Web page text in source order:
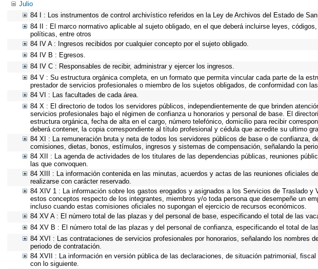
Julio
84 I : Los instrumentos de control archivístico referidos en la Ley de Archivos del Estado de
84 II : El marco normativo aplicable al sujeto obligado, en el que deberá incluirse leyes,
políticas, entre otros
84 IV A : Ingresos recibidos por cualquier concepto por el sujeto obligado.
84 IV B : Egresos.
84 IV C : Responsables de recibir, administrar y ejercer los ingresos.
84 V : Su estructura orgánica completa, en un formato que permita vincular cada parte de la
prestador de servicios profesionales o miembro de los sujetos obligados, de conformidad con
84 VI : Las facultades de cada área.
84 X : El directorio de todos los servidores públicos, independientemente de que brinden
servicios profesionales bajo el régimen de confianza u honorarios y personal de base. El
estructura orgánica, fecha de alta en el cargo, número telefónico, domicilio para recibir
deberá contener, la copia correspondiente al título profesional y cédula que acredite su ultimo
84 XI : La remuneración bruta y neta de todos los servidores públicos de base o de
comisiones, dietas, bonos, estímulos, ingresos y sistemas de compensación, señalando la
84 XII : La agenda de actividades de los titulares de las dependencias públicas, reuniones
las que convoquen.
84 XIII : La información contenida en las minutas, acuerdos y actas de las reuniones oficiales
realizarse con carácter reservado.
84 XIV 1 : La información sobre los gastos erogados y asignados a los Servicios de Traslado
estos conceptos respecto de los integrantes, miembros y/o toda persona que desempeñe un
incluso cuando estas comisiones oficiales no supongan el ejercicio de recursos económicos.
84 XV A : El número total de las plazas y del personal de base, especificando el total de las
84 XV B : El número total de las plazas y del personal de confianza, especificando el total de
84 XVI : Las contrataciones de servicios profesionales por honorarios, señalando los nombres
periodo de contratación.
84 XVII : La información en versión pública de las declaraciones, de situación patrimonial,
con lo siguiente.